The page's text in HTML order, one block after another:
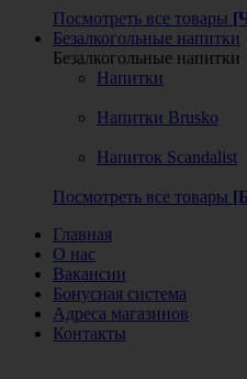
Посмотреть все товары
Безалкогольные напитки
Безалкогольные напитки
Напитки
Напитки Brusko
Напиток Scandalist
Посмотреть все товары
Главная
О нас
Вакансии
Бонусная система
Адреса магазинов
Контакты